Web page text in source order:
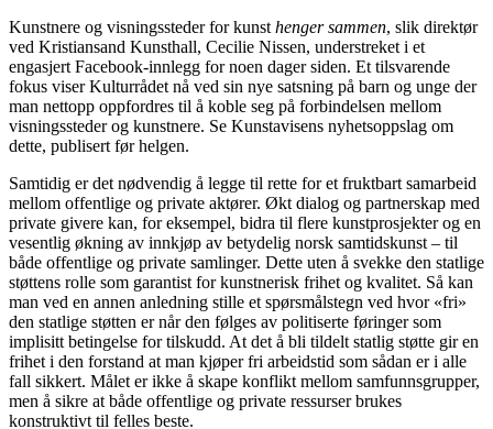
Kunstnere og visningssteder for kunst henger sammen, slik direktør
ved Kristiansand Kunsthall, Cecilie Nissen, understreket i et
engasjert Facebook-innlegg for noen dager siden. Et tilsvarende
fokus viser Kulturrådet nå ved sin nye satsning på barn og unge der
man nettopp oppfordres til å koble seg på forbindelsen mellom
visningssteder og kunstnere. Se Kunstavisens nyhetsoppslag om
dette, publisert før helgen.
Samtidig er det nødvendig å legge til rette for et fruktbart samarbeid
mellom offentlige og private aktører. Økt dialog og partnerskap med
private givere kan, for eksempel, bidra til flere kunstprosjekter og en
vesentlig økning av innkjøp av betydelig norsk samtidskunst – til
både offentlige og private samlinger. Dette uten å svekke den statlige
støttens rolle som garantist for kunstnerisk frihet og kvalitet. Så kan
man ved en annen anledning stille et spørsmålstegn ved hvor «fri»
den statlige støtten er når den følges av politiserte føringer som
implisitt betingelse for tilskudd. At det å bli tildelt statlig støtte gir en
frihet i den forstand at man kjøper fri arbeidstid som sådan er i alle
fall sikkert. Målet er ikke å skape konflikt mellom samfunnsgrupper,
men å sikre at både offentlige og private ressurser brukes
konstruktivt til felles beste.